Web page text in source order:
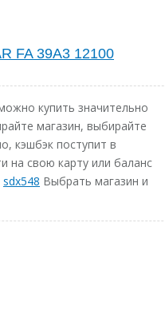
FA 39A3 12100
купить значительно
магазин, выбирайте
кэшбэк поступит в
на свою карту или баланс
sdx548 Выбрать магазин и